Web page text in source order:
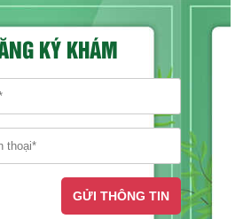
KÝ KHÁM
GỬI THÔNG TIN